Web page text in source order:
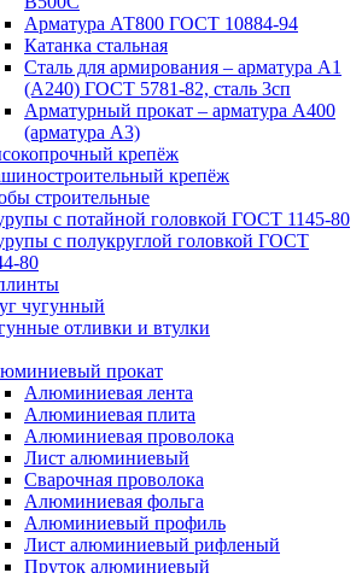
Арматура АТ800 ГОСТ 10884-94
Катанка стальная
Сталь для армирования – арматура А1
(А240) ГОСТ 5781-82, сталь 3сп
Арматурный прокат – арматура А400
(арматура А3)
крепёж
крепёж
строительные
с потайной головкой ГОСТ 1145-80
с полукруглой головкой ГОСТ
80
чугунный
отливки и втулки
прокат
Алюминиевая лента
Алюминиевая плита
Алюминиевая проволока
Лист алюминиевый
Сварочная проволока
Алюминиевая фольга
Алюминиевый профиль
Лист алюминиевый рифленый
Пруток алюминиевый